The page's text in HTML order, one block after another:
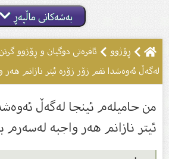
بەشەکانی ماڵپەڕ
ڕۆژوو ئافرەتى دوگیان و ڕۆژوو گرتن
لەگەڵ ئەوەشدا تفم زۆر زۆرە ئیتر نازانم هەر
من حامیلەم ئینجا لەگەڵ
ئیتر نازانم هەر واجبە لەسەرم